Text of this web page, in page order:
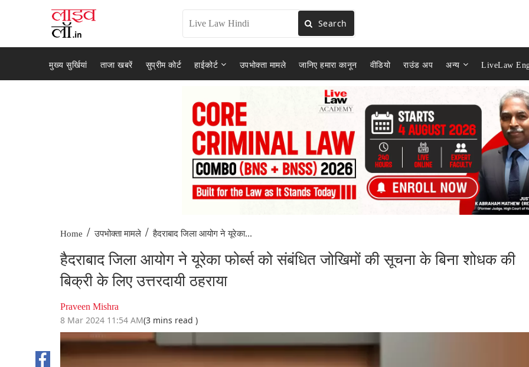
Search
मुख्य सुर्खियां ताजा खबरें सुप्रीम कोर्ट हाईकोर्ट उपभोक्ता मामले जानिए हमारा कानून वीडियो राउंड अप अन्य LiveLaw
Home / उपभोक्ता मामले / हैदराबाद जिला आयोग ने यूरेका...
हैदराबाद जिला आयोग ने यूरेका फोर्ब्स को संबंधित जोखिमों की सूचना के बिना शोधक की
बिक्री के लिए उत्तरदायी ठहराया
Praveen Mishra
8 Mar 2024 11:54 AM(3 mins read )